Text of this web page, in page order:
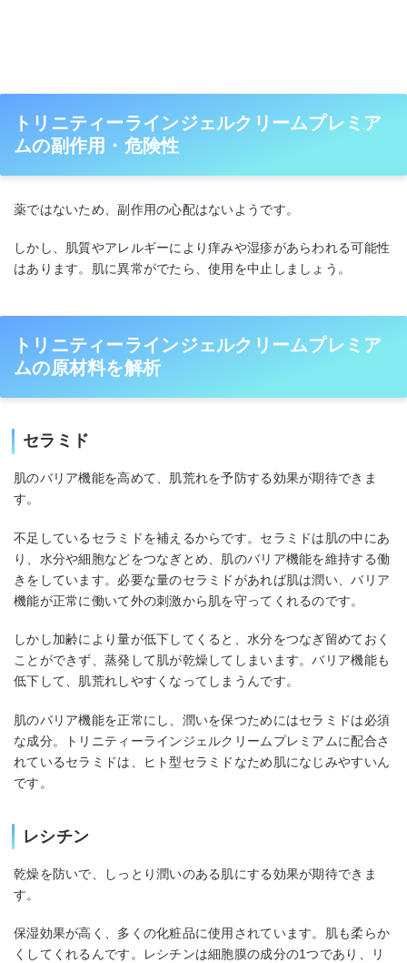
トリニティーラインジェルクリームプレミア
ムの副作用・危険性
薬ではないため、副作用の心配はないようです。
しかし、肌質やアレルギーにより痒みや湿疹があらわれる可能性
はあります。肌に異常がでたら、使用を中止しましょう。
トリニティーラインジェルクリームプレミア
ムの原材料を解析
セラミド
肌のバリア機能を高めて、肌荒れを予防する効果が期待できま
す。
不足しているセラミドを補えるからです。セラミドは肌の中にあ
り、水分や細胞などをつなぎとめ、肌のバリア機能を維持する働
きをしています。必要な量のセラミドがあれば肌は潤い、バリア
機能が正常に働いて外の刺激から肌を守ってくれるのです。
しかし加齢により量が低下してくると、水分をつなぎ留めておく
ことができず、蒸発して肌が乾燥してしまいます。バリア機能も
低下して、肌荒れしやすくなってしまうんです。
肌のバリア機能を正常にし、潤いを保つためにはセラミドは必須
な成分。トリニティーラインジェルクリームプレミアムに配合さ
れているセラミドは、ヒト型セラミドなため肌になじみやすいん
です。
レシチン
乾燥を防いで、しっとり潤いのある肌にする効果が期待できま
す。
保湿効果が高く、多くの化粧品に使用されています。肌も柔らか
くしてくれるんです。レシチンは細胞膜の成分の1つであり、リ